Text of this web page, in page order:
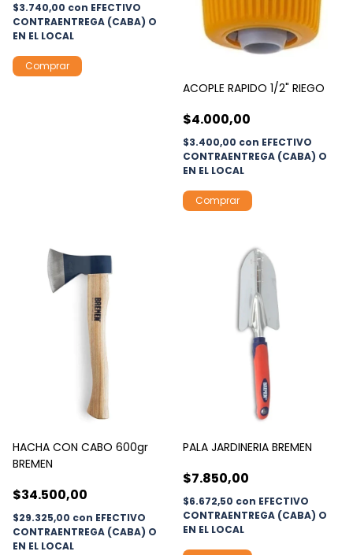
$3.740,00 con EFECTIVO
CONTRAENTREGA (CABA) O
EN EL LOCAL
ACOPLE RAPIDO 1/2" RIEGO
$4.000,00
$3.400,00 con EFECTIVO
CONTRAENTREGA (CABA) O
EN EL LOCAL
HACHA CON CABO 600gr
BREMEN
$34.500,00
$29.325,00 con EFECTIVO
CONTRAENTREGA (CABA) O
EN EL LOCAL
PALA JARDINERIA BREMEN
$7.850,00
$6.672,50 con EFECTIVO
CONTRAENTREGA (CABA) O
EN EL LOCAL